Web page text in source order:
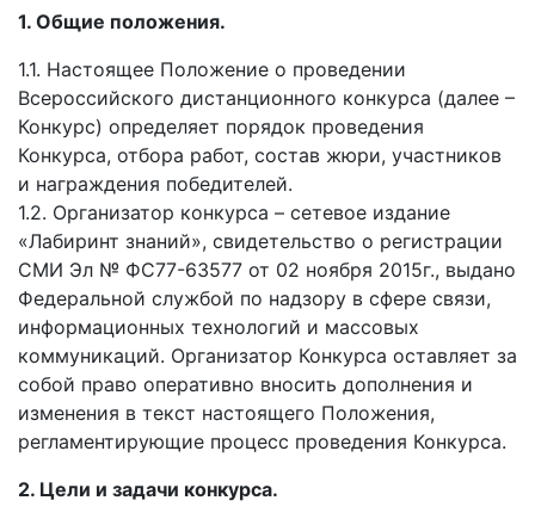
1. Общие положения.
1.1. Настоящее Положение о проведении
Всероссийского дистанционного конкурса (далее –
Конкурс) определяет порядок проведения
Конкурса, отбора работ, состав жюри, участников
и награждения победителей.
1.2. Организатор конкурса – сетевое издание
«Лабиринт знаний», свидетельство о регистрации
СМИ Эл № ФС77-63577 от 02 ноября 2015г., выдано
Федеральной службой по надзору в сфере связи,
информационных технологий и массовых
коммуникаций. Организатор Конкурса оставляет за
собой право оперативно вносить дополнения и
изменения в текст настоящего Положения,
регламентирующие процесс проведения Конкурса.
2. Цели и задачи конкурса.